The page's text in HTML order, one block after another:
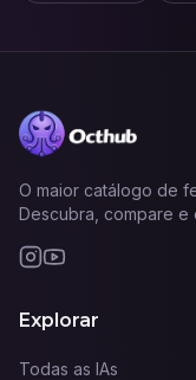
O maior catálogo de
Descubra, compare e
Explorar
Todas as IAs